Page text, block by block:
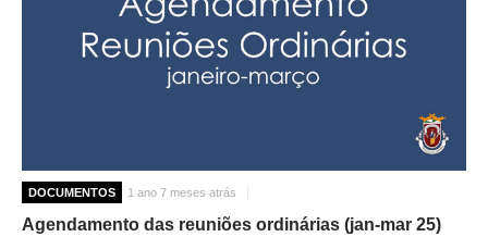
DOCUMENTOS 1 ano 7 meses atrás
Agendamento das reuniões ordinárias (jan-mar 25)